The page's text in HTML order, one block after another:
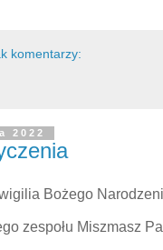
komentarzy:
2022
Bożego
zespołu Miszmasz